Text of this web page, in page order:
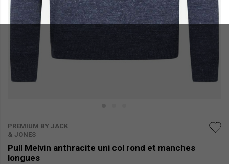
PREMIUM BY JACK
& JONES
Pull Melvin anthracite uni col rond et manches
longues